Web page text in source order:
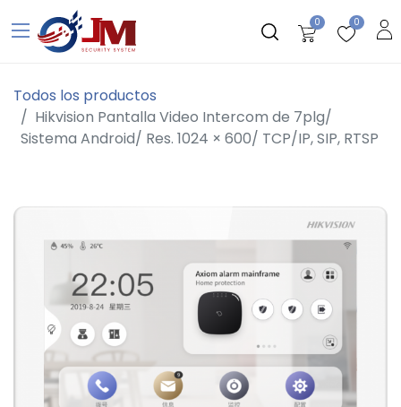
0 0
Todos los productos
Hikvision Pantalla Video Intercom de 7plg/
Sistema Android/ Res. 1024 × 600/ TCP/IP, SIP, RTSP